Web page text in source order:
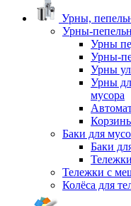
Урны,
Урны-
Урны
Урны-
Урны
Урны
мусора
Баки для
Баки
Тележки с
Колёса для